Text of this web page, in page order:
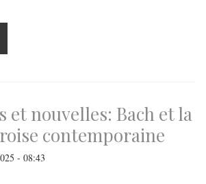
et nouvelles: Bach et la
contemporaine
- 08:43